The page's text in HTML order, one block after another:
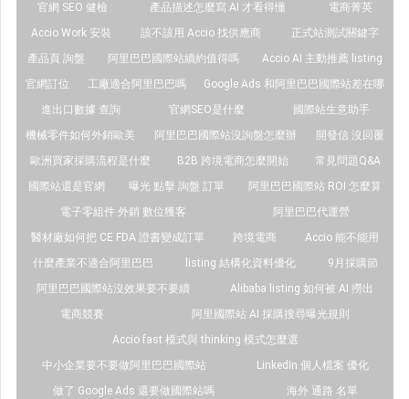
官網 SEO 健檢
產品描述怎麼寫 AI 才看得懂
電商菁英
Accio Work 安裝
該不該用 Accio 找供應商
正式站測試關鍵字
產品頁 詢盤
阿里巴巴國際站續約值得嗎
Accio AI 主動推薦 listing
官網訂位
工廠適合阿里巴巴嗎
Google Ads 和阿里巴巴國際站差在哪
進出口數據 查詢
官網SEO是什麼
國際站生意助手
機械零件如何外銷歐美
阿里巴巴國際站沒詢盤怎麼辦
開發信 沒回覆
歐洲買家採購流程是什麼
B2B 跨境電商怎麼開始
常見問題Q&A
國際站還是官網
曝光 點擊 詢盤 訂單
阿里巴巴國際站 ROI 怎麼算
電子零組件 外銷 數位獲客
阿里巴巴代運營
醫材廠如何把 CE FDA 證書變成訂單
跨境電商
Accio 能不能用
什麼產業不適合阿里巴巴
listing 結構化資料優化
9月採購節
阿里巴巴國際站沒效果要不要續
Alibaba listing 如何被 AI 撈出
電商競賽
阿里國際站 AI 採購搜尋曝光規則
Accio fast 模式與 thinking 模式怎麼選
中小企業要不要做阿里巴巴國際站
LinkedIn 個人檔案 優化
做了 Google Ads 還要做國際站嗎
海外 通路 名單